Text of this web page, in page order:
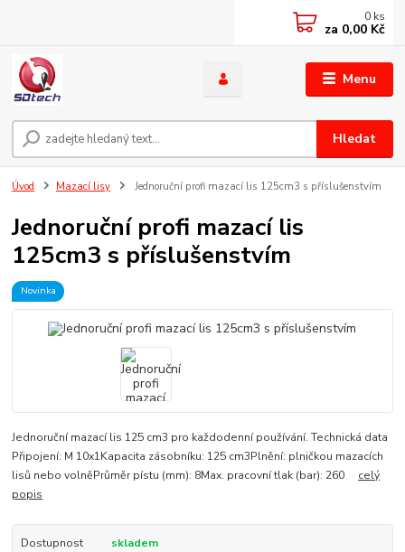
Menu
Hledat
0 ks
za 0,00 Kč
Úvod Mazací lisy Jednoruční profi mazací lis 125cm3 s příslušenstvím
Jednoruční profi mazací lis
125cm3 s příslušenstvím
Novinka
Jednoruční mazací lis 125 cm3 pro každodenní používání. Technická data
Připojení: M 10x1Kapacita zásobníku: 125 cm3Plnění: plničkou mazacích
lisů nebo volněPrůměr pístu (mm): 8Max. pracovní tlak (bar): 260 celý
popis
Dostupnost skladem